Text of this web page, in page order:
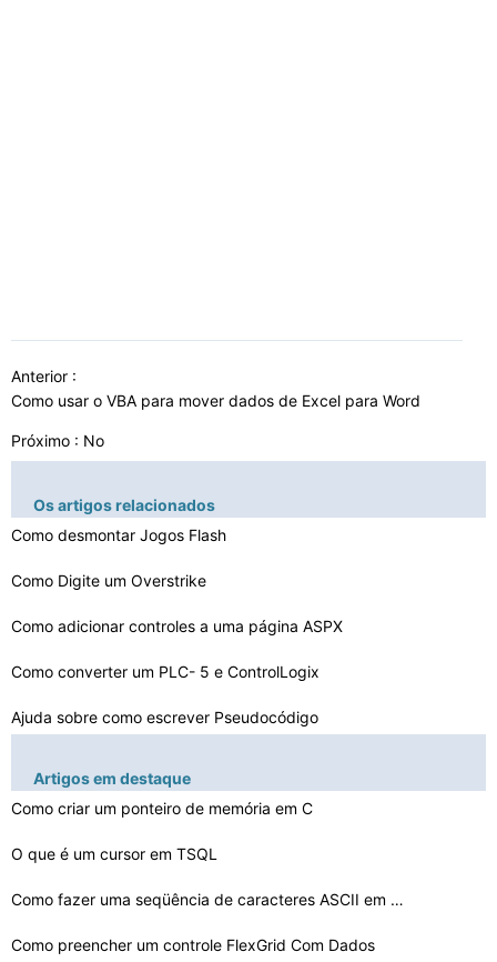
Anterior :
Como usar o VBA para mover dados de Excel para Word
Próximo : No
Os artigos relacionados
Como desmontar Jogos Flash
Como Digite um Overstrike
Como adicionar controles a uma página ASPX
Como converter um PLC- 5 e ControlLogix
Ajuda sobre como escrever Pseudocódigo
Como construir Com Regex
O que é uma variável em Programação
Tipos de Corno Cláusulas Prolog
Artigos em destaque
Como criar um ponteiro de memória em C
O que é um cursor em TSQL
Como fazer uma seqüência de caracteres ASCII em VBScr…
Como preencher um controle FlexGrid Com Dados